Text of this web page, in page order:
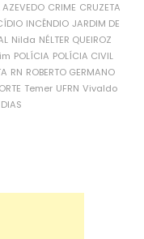
AZEVEDO CRIME CRUZETA
INCÊNDIO JARDIM DE
Nilda NÉLTER QUEIROZ
POLÍCIA POLÍCIA CIVIL
RN ROBERTO GERMANO
Temer UFRN Vivaldo